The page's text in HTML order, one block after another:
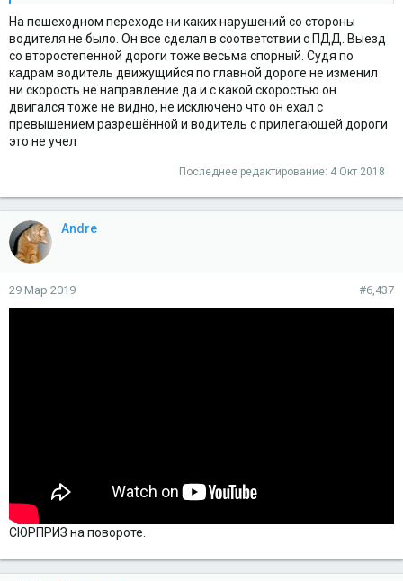
На пешеходном переходе ни каких нарушений со стороны
водителя не было. Он все сделал в соответствии с ПДД. Выезд
со второстепенной дороги тоже весьма спорный. Судя по
кадрам водитель движущийся по главной дороге не изменил
ни скорость не направление да и с какой скоростью он
двигался тоже не видно, не исключено что он ехал с
превышением разрешённой и водитель с прилегающей дороги
это не учел
Последнее редактирование: 4 Окт 2018
Andre
29 Мар 2019 #6,437
СЮРПРИЗ на повороте.